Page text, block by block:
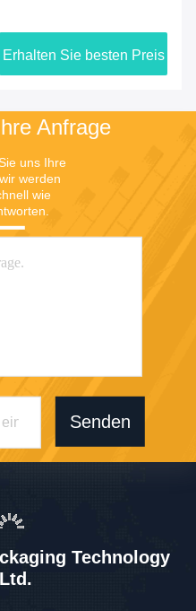
Hautpflege
Erhalten Sie besten Preis
Anfrage
uns Ihre
werden
wie
Senden
Technology